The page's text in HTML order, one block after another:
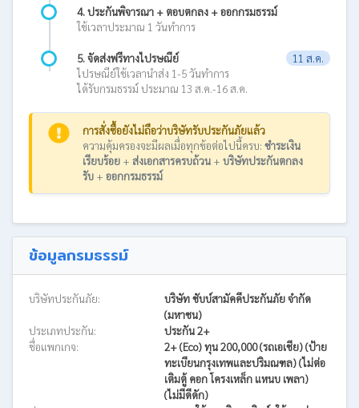
4. ประกันพิจารณา + ตอบตกลง + ออกกรมธรรม์
ใช้เวลาประมาณ 1 วันทำการ
5. จัดส่งฟรีทางไปรษณีย์
11 ส.ค.
ไปรษณีย์ใช้เวลานำส่ง 1-5 วันทำการ
ได้รับกรมธรรม์ ประมาณ 13 ส.ค.-16 ส.ค.
การสั่งซื้อยังไม่ถือว่าบริษัทรับประกันภัยแล้ว
ความคุ้มครองจะมีผลเมื่อทุกข้อต่อไปนี้ครบ: ชำระเงิน
เรียบร้อย+ ส่งเอกสารครบถ้วน+ บริษัทประกันตกลง
รับ+ ออกกรมธรรม์
ข้อมูลกรมธรรม์
บริษัทประกันภัย:
บริษัท ชับบ์สามัคคีประกันภัย จำกัด
(มหาชน)
ประเภทประกัน:
ประกัน 2+
ชื่อแพกเกจ:
2+ (Eco) ทุน 200,000 (รถเอเชีย) (ป้าย
ทะเบียนกรุงเทพและปริมณฑล) (ไม่ต่อ
เติมตู้ คอก โครงเหล็ก แหนบ เพลา)
(ไม่มีดีดัก)